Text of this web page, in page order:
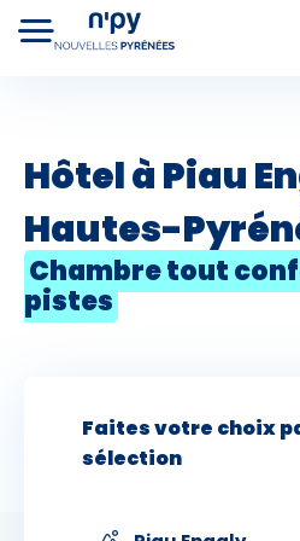
Forfaits
Hôtel à Piau
Hautes-
Chambre tout
pistes
Faites votre choix
sélection